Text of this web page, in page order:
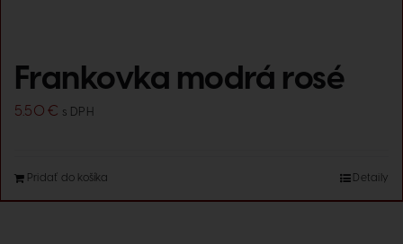
Frankovka modrá rosé
5.50€ s DPH
Pridať do košíka Detaily